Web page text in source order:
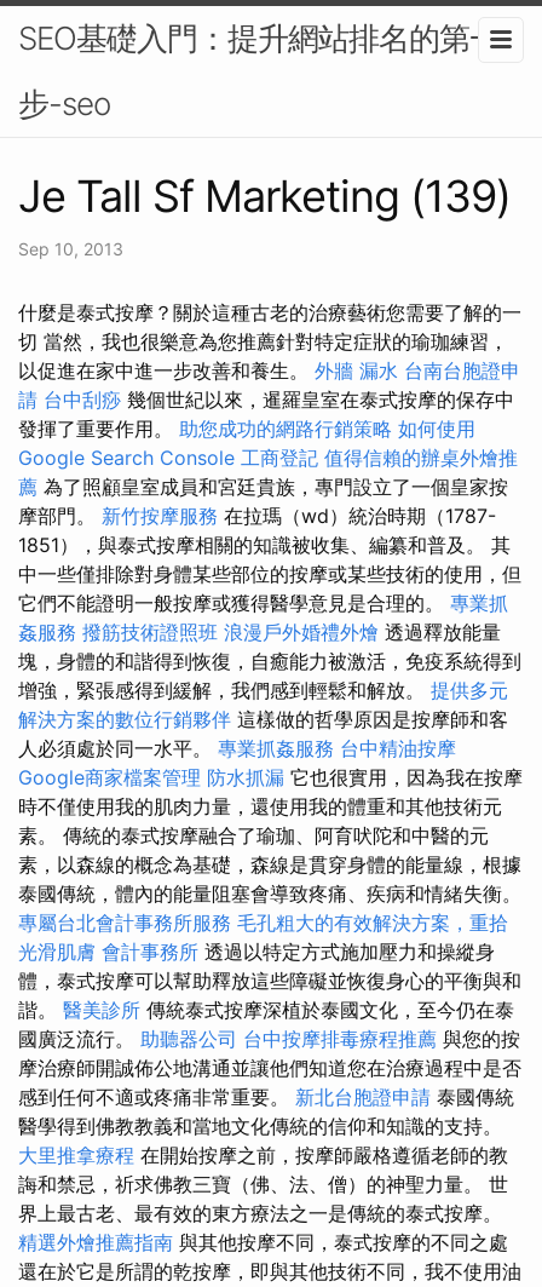
SEO基礎入門：提升網站排名的第一
步-seo
Je Tall Sf Marketing (139)
Sep 10, 2013
什麼是泰式按摩？關於這種古老的治療藝術您需要了解的一
切 當然，我也很樂意為您推薦針對特定症狀的瑜珈練習，
以促進在家中進一步改善和養生。 外牆 漏水 台南台胞證申
請 台中刮痧 幾個世紀以來，暹羅皇室在泰式按摩的保存中
發揮了重要作用。 助您成功的網路行銷策略 如何使用
Google Search Console 工商登記 值得信賴的辦桌外燴推
薦 為了照顧皇室成員和宮廷貴族，專門設立了一個皇家按
摩部門。 新竹按摩服務 在拉瑪（wd）統治時期（1787-
1851），與泰式按摩相關的知識被收集、編纂和普及。 其
中一些僅排除對身體某些部位的按摩或某些技術的使用，但
它們不能證明一般按摩或獲得醫學意見是合理的。 專業抓
姦服務 撥筋技術證照班 浪漫戶外婚禮外燴 透過釋放能量
塊，身體的和諧得到恢復，自癒能力被激活，免疫系統得到
增強，緊張感得到緩解，我們感到輕鬆和解放。 提供多元
解決方案的數位行銷夥伴 這樣做的哲學原因是按摩師和客
人必須處於同一水平。 專業抓姦服務 台中精油按摩
Google商家檔案管理 防水抓漏 它也很實用，因為我在按摩
時不僅使用我的肌肉力量，還使用我的體重和其他技術元
素。 傳統的泰式按摩融合了瑜珈、阿育吠陀和中醫的元
素，以森線的概念為基礎，森線是貫穿身體的能量線，根據
泰國傳統，體內的能量阻塞會導致疼痛、疾病和情緒失衡。
專屬台北會計事務所服務 毛孔粗大的有效解決方案，重拾
光滑肌膚 會計事務所 透過以特定方式施加壓力和操縱身
體，泰式按摩可以幫助釋放這些障礙並恢復身心的平衡與和
諧。 醫美診所 傳統泰式按摩深植於泰國文化，至今仍在泰
國廣泛流行。 助聽器公司 台中按摩排毒療程推薦 與您的按
摩治療師開誠佈公地溝通並讓他們知道您在治療過程中是否
感到任何不適或疼痛非常重要。 新北台胞證申請 泰國傳統
醫學得到佛教教義和當地文化傳統的信仰和知識的支持。
大里推拿療程 在開始按摩之前，按摩師嚴格遵循老師的教
誨和禁忌，祈求佛教三寶（佛、法、僧）的神聖力量。 世
界上最古老、最有效的東方療法之一是傳統的泰式按摩。
精選外燴推薦指南 與其他按摩不同，泰式按摩的不同之處
還在於它是所謂的乾按摩，即與其他技術不同，我不使用油